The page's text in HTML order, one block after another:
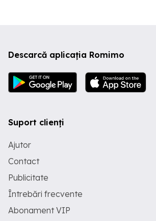
Descarcă aplicația Romimo
Suport clienți
Ajutor
Contact
Publicitate
Întrebări frecvente
Abonament VIP